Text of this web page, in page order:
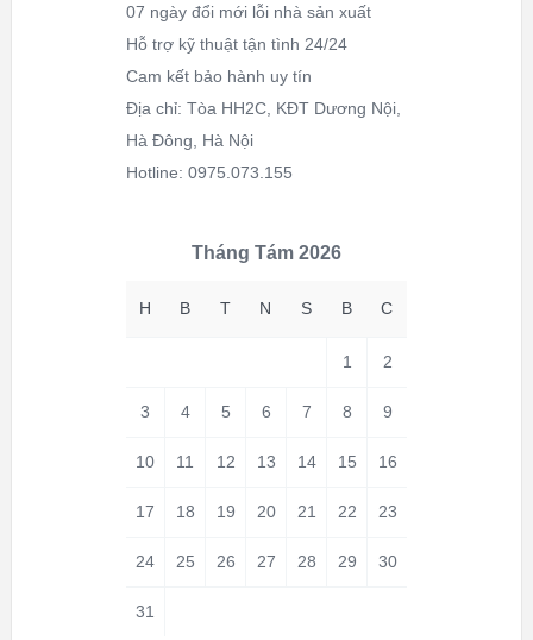
07 ngày đổi mới lỗi nhà sản xuất
Hỗ trợ kỹ thuật tận tình 24/24
Cam kết bảo hành uy tín
Địa chỉ: Tòa HH2C, KĐT Dương Nội,
Hà Đông, Hà Nội
Hotline: 0975.073.155
Tháng Tám 2026
H B T N S B C
1 2
3 4 5 6 7 8 9
10 11 12 13 14 15 16
17 18 19 20 21 22 23
24 25 26 27 28 29 30
31